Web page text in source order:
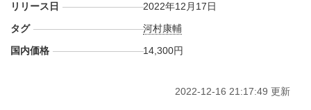
リリース日
2022年12月17日
タグ
河村康輔
国内価格
14,300円
2022-12-16 21:17:49 更新